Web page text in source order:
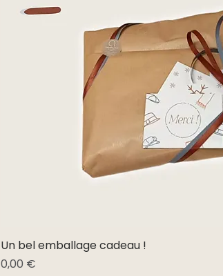
Un bel emballage cadeau !
Prix
0,00 €